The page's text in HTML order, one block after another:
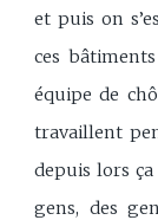
et puis on
ces
équipe de
travaillent
depuis lors
gens, des